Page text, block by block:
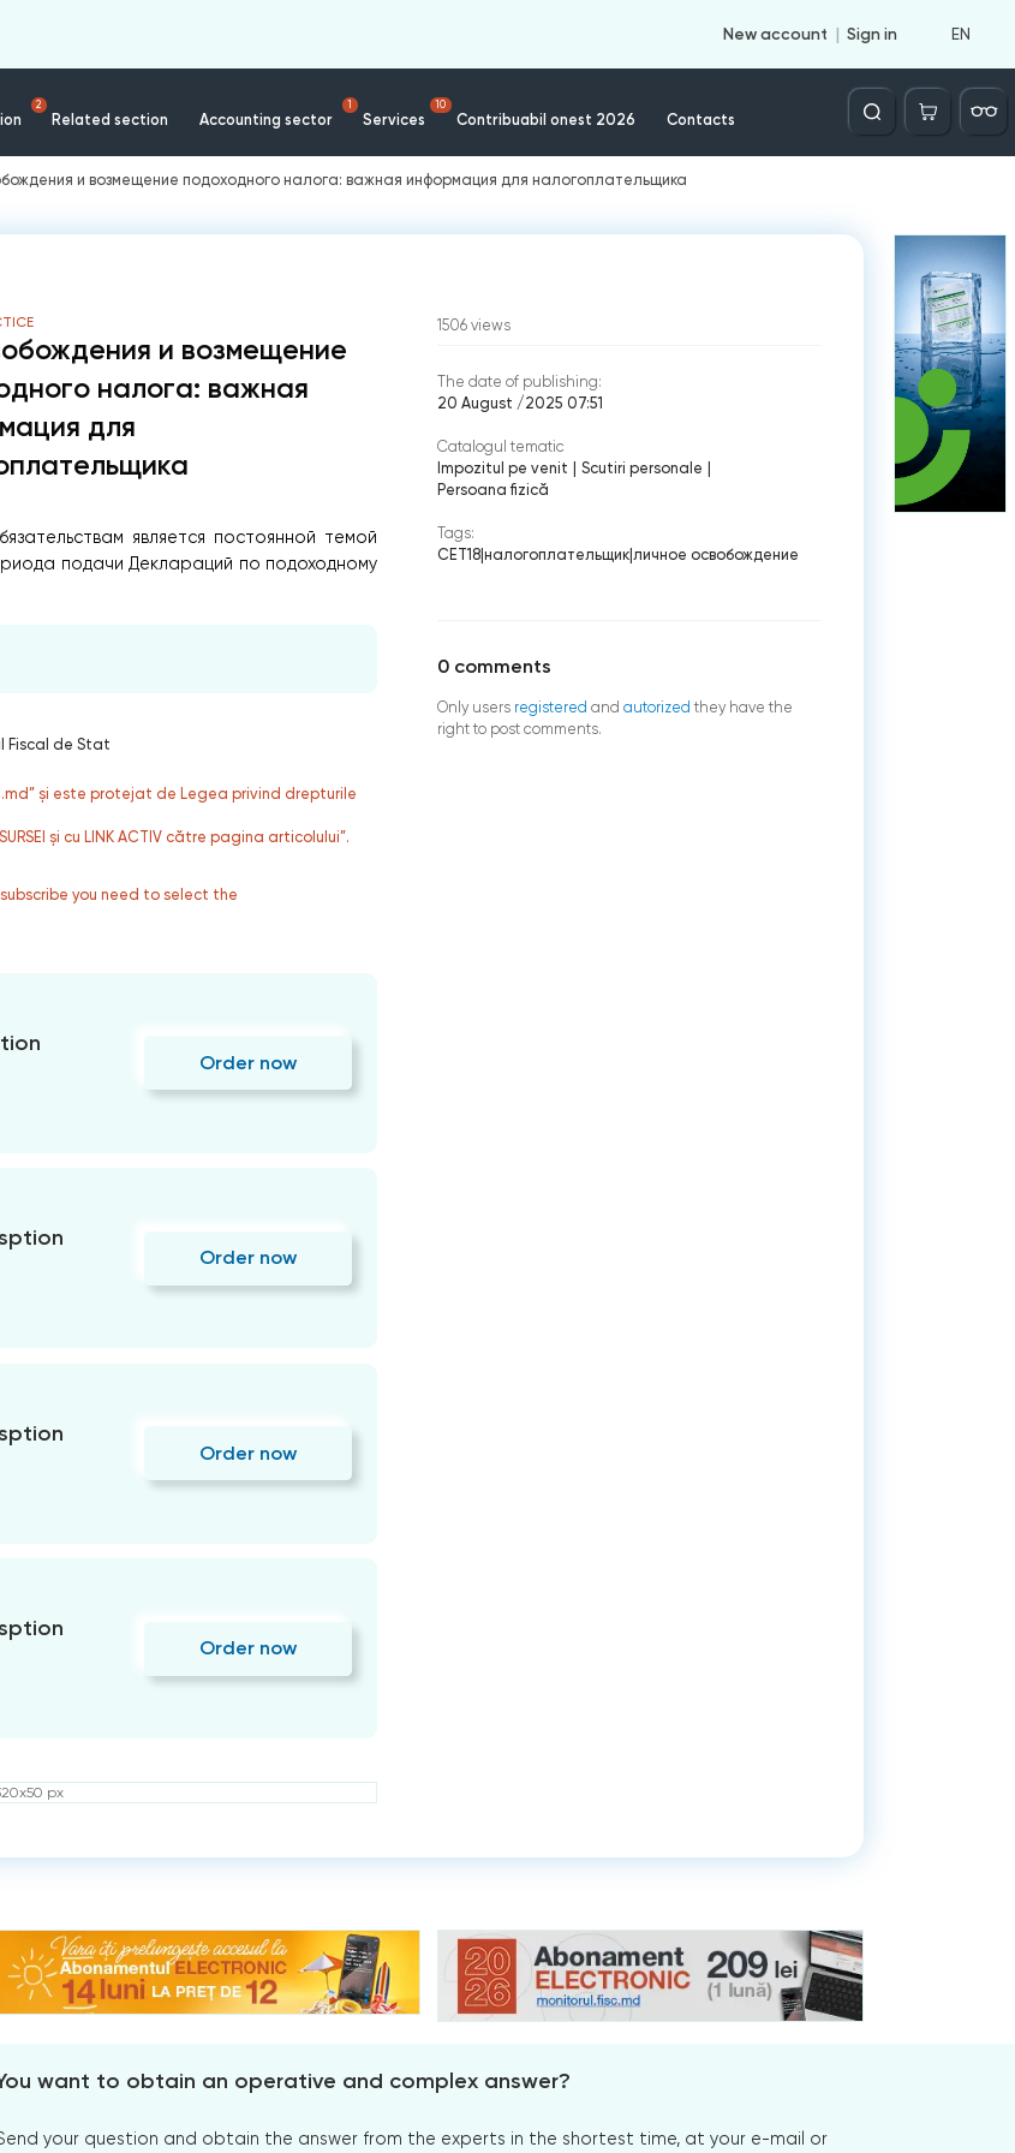
New account Sign in EN
2
Related section Accounting sector
1
Services
10
Contribuabil onest 2026 Contacts
Căutare
и возмещение подоходного налога: важная информация для налогоплательщика
и возмещение
налога: важная
для
является постоянной темой
подачи Деклараций по подоходному
Fiscal de Stat
și este protejat de Legea privind drepturile
și cu LINK ACTIV către pagina articolului”.
you need to select the
Order now
Order now
Order now
Order now
px
1506 views
The date of publishing:
20 August /2025 07:51
Catalogul tematic
Impozitul pe venit
Scutiri personale
Persoana fizică
Tags:
CET18| налогоплательщик| личное освобождение
0 comments
Only users registered and autorized they have the
right to post comments.
want to obtain an operative and complex answer?
your question and obtain the answer from the experts in the shortest time, at your e-mail or